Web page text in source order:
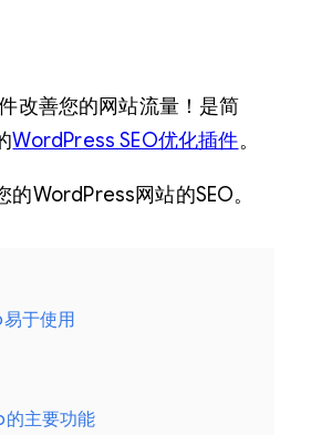
改善您的网站流量！是简
WordPress SEO优化插件。
WordPress网站的SEO。
于使用
主要功能